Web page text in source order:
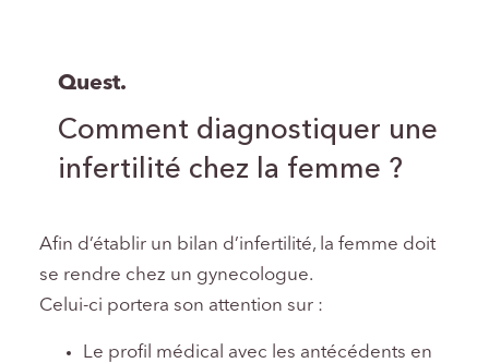
Quest.
Comment diagnostiquer une
infertilité chez la femme ?
Afin d’établir un bilan d’infertilité, la femme doit
se rendre chez un gynecologue.
Celui-ci portera son attention sur :
Le profil médical avec les antécédents en